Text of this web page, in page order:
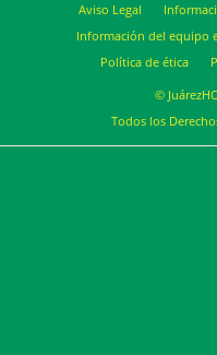
Aviso Legal
Información del equipo
Política de ética
©
Todos los